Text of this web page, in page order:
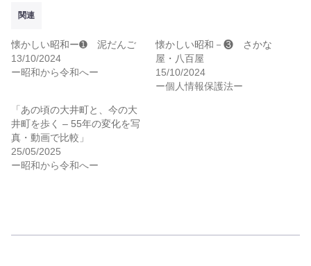
関連
懐かしい昭和ー➊ 泥だんご
13/10/2024
ー昭和から令和へー
懐かしい昭和－❸ さかな
屋・八百屋
15/10/2024
ー個人情報保護法ー
「あの頃の大井町と、今の大
井町を歩く – 55年の変化を写
真・動画で比較」
25/05/2025
ー昭和から令和へー